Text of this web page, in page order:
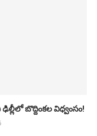
బొద్దింకల విధ్వంసం!